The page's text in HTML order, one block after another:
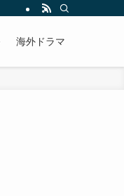
海外ドラマ